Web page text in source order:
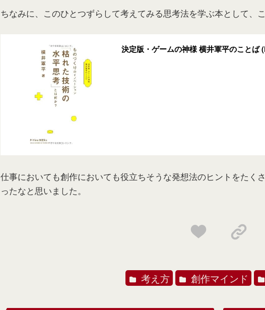
ちなみに、このひとつずらして考えてみる思考法を学ぶ本として、
決定版・ゲームの神様 横井軍平のことば
仕事においても創作においても役立ちそうな発想法のヒントをたく
ったなと思いました。
考え方 創作マインド